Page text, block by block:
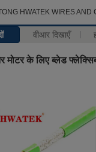
HWATEK WIRES AND
वीआर दिखाएँ
मोटर के लिए ब्लेड